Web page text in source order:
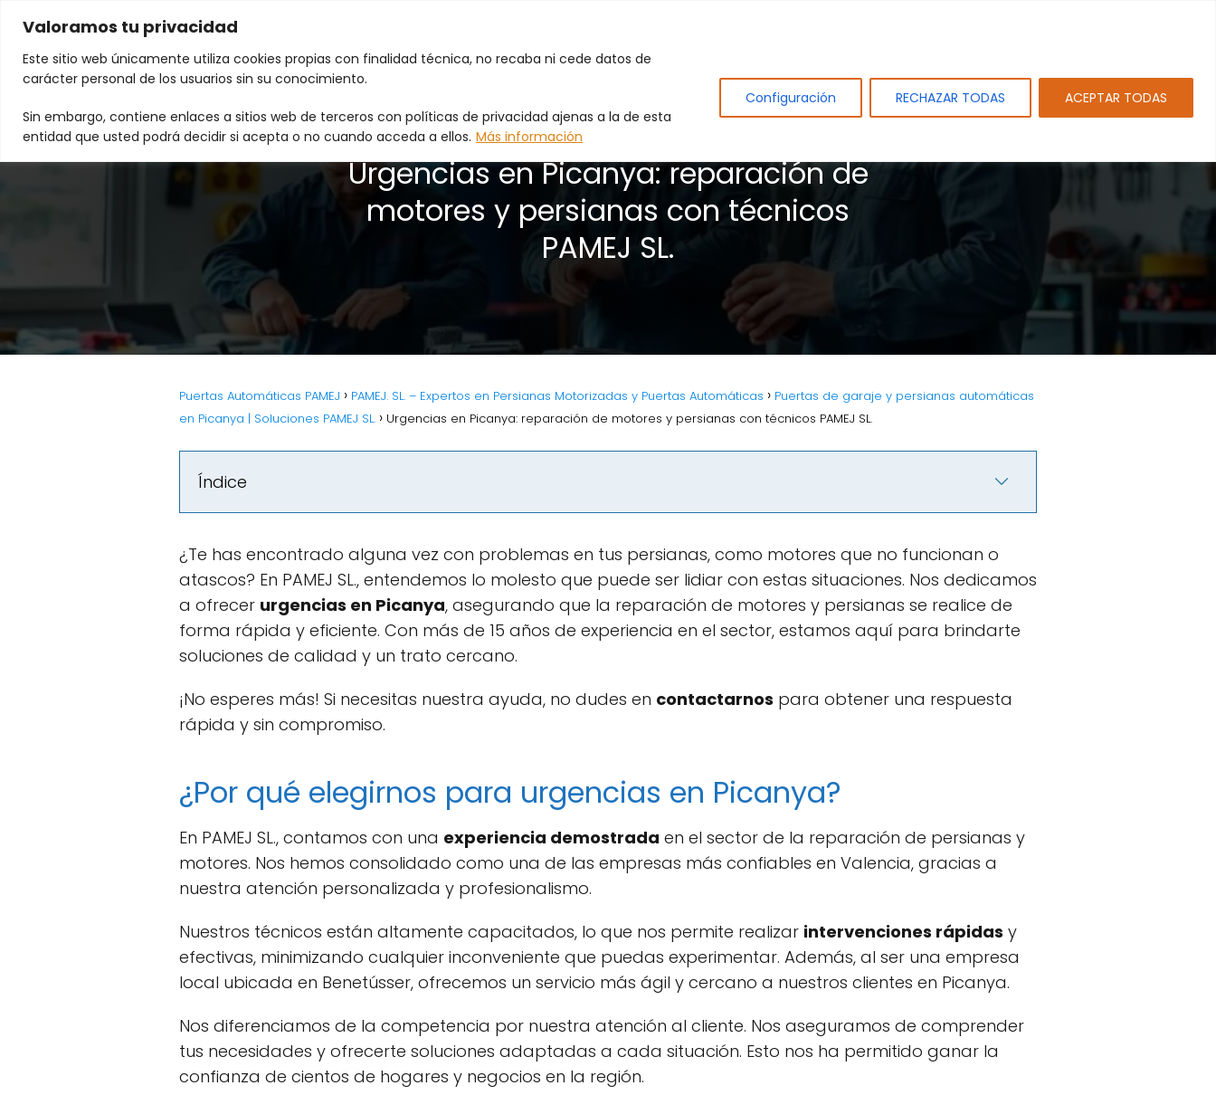
Valoramos tu privacidad
Este sitio web únicamente utiliza cookies propias con finalidad técnica, no recaba ni cede datos de
carácter personal de los usuarios sin su conocimiento.
Sin embargo, contiene enlaces a sitios web de terceros con políticas de privacidad ajenas a la de esta
entidad que usted podrá decidir si acepta o no cuando acceda a ellos. Más información
Configuración RECHAZAR TODAS ACEPTAR TODAS
Urgencias en Picanya: reparación de
motores y persianas con técnicos
PAMEJ SL.
Puertas Automáticas PAMEJ PAMEJ. SL. – Expertos en Persianas Motorizadas y Puertas Automáticas
Puertas de garaje y persianas automáticas
en Picanya | Soluciones PAMEJ SL.
Urgencias en Picanya: reparación de motores y persianas con técnicos PAMEJ SL.
Índice
¿Te has encontrado alguna vez con problemas en tus persianas, como motores que no funcionan o
atascos? En PAMEJ SL., entendemos lo molesto que puede ser lidiar con estas situaciones. Nos dedicamos
a ofrecer urgencias en Picanya, asegurando que la reparación de motores y persianas se realice de
forma rápida y eficiente. Con más de 15 años de experiencia en el sector, estamos aquí para brindarte
soluciones de calidad y un trato cercano.
¡No esperes más! Si necesitas nuestra ayuda, no dudes en contactarnos para obtener una respuesta
rápida y sin compromiso.
¿Por qué elegirnos para urgencias en Picanya?
En PAMEJ SL., contamos con una experiencia demostrada en el sector de la reparación de persianas y
motores. Nos hemos consolidado como una de las empresas más confiables en Valencia, gracias a
nuestra atención personalizada y profesionalismo.
Nuestros técnicos están altamente capacitados, lo que nos permite realizar intervenciones rápidas y
efectivas, minimizando cualquier inconveniente que puedas experimentar. Además, al ser una empresa
local ubicada en Benetússer, ofrecemos un servicio más ágil y cercano a nuestros clientes en Picanya.
Nos diferenciamos de la competencia por nuestra atención al cliente. Nos aseguramos de comprender
tus necesidades y ofrecerte soluciones adaptadas a cada situación. Esto nos ha permitido ganar la
confianza de cientos de hogares y negocios en la región.